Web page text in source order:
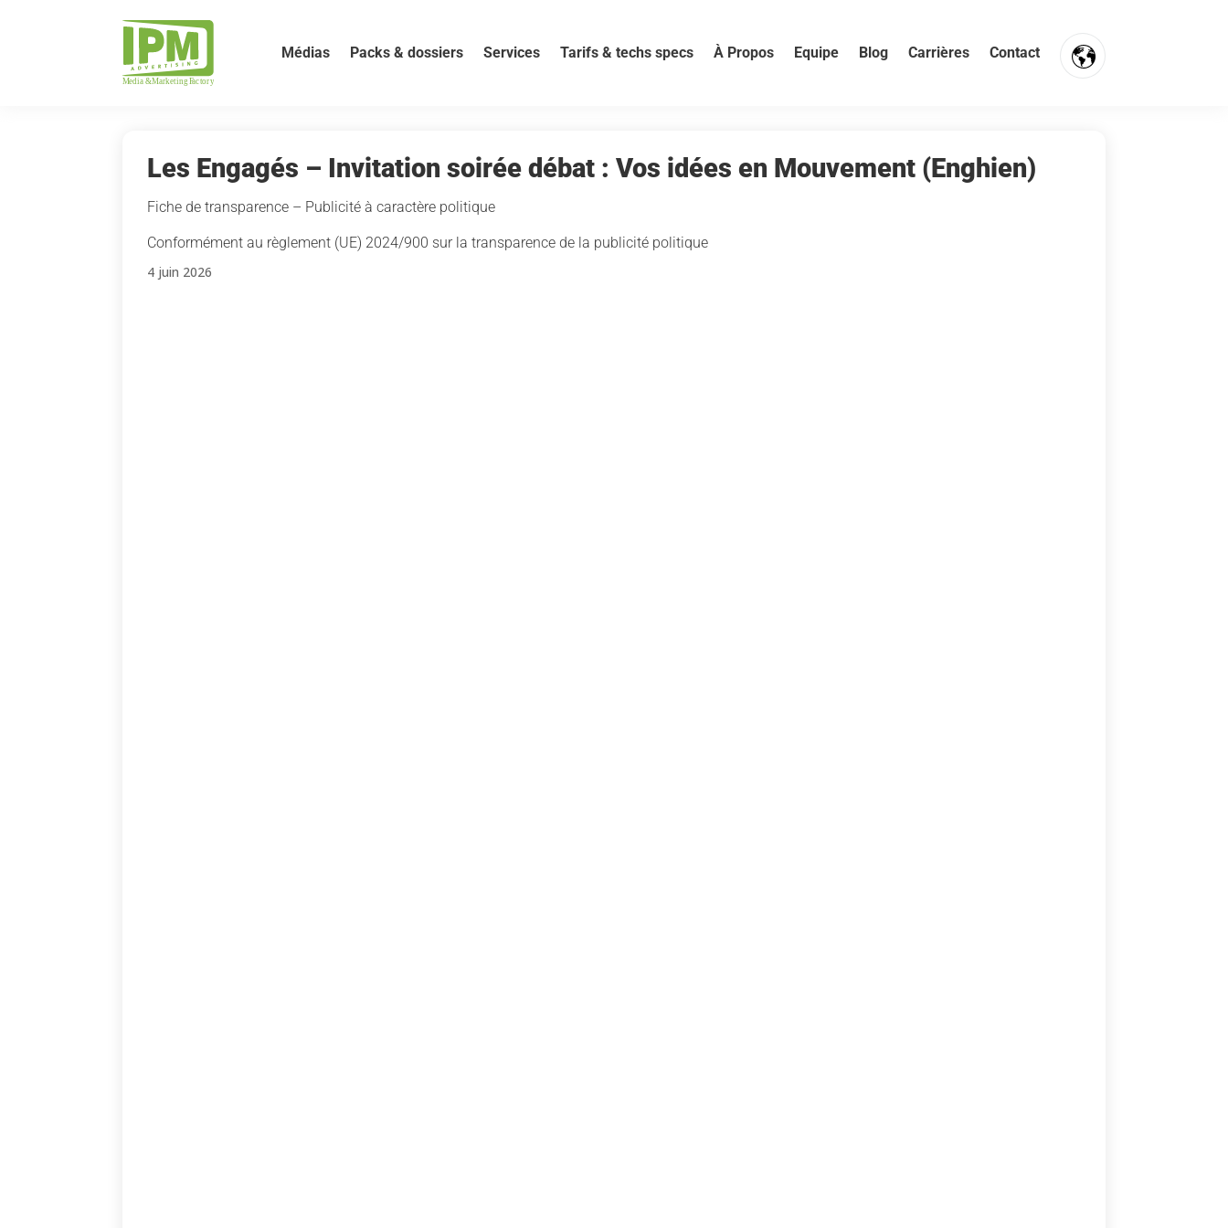
Médias Packs & dossiers Services Tarifs & techs specs À Propos Equipe Blog Carrières Contact
Les Engagés – Invitation soirée débat : Vos idées en Mouvement (Enghien)
Fiche de transparence – Publicité à caractère politique
Conformément au règlement (UE) 2024/900 sur la transparence de la publicité politique
4 juin 2026